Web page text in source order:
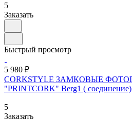
5
Заказать
Быстрый просмотр
5 980 ₽
CORKSTYLE ЗАМКОВЫЕ
"PRINTCORK" Berg1 ( соединение)
5
Заказать